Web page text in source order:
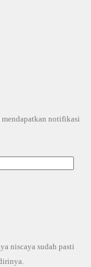
notifikasi
niscaya sudah pasti